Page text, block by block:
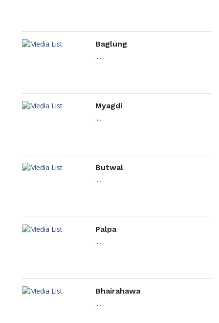
Baglung
....
Myagdi
....
Butwal
....
Palpa
....
Bhairahawa
....